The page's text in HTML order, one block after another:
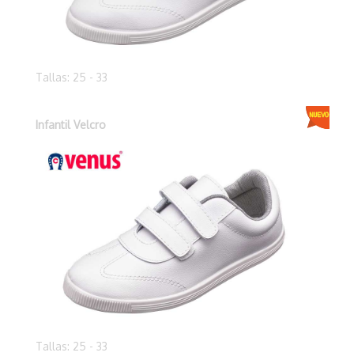
Tallas: 25 - 33
Infantil Velcro
Tallas: 25 - 33